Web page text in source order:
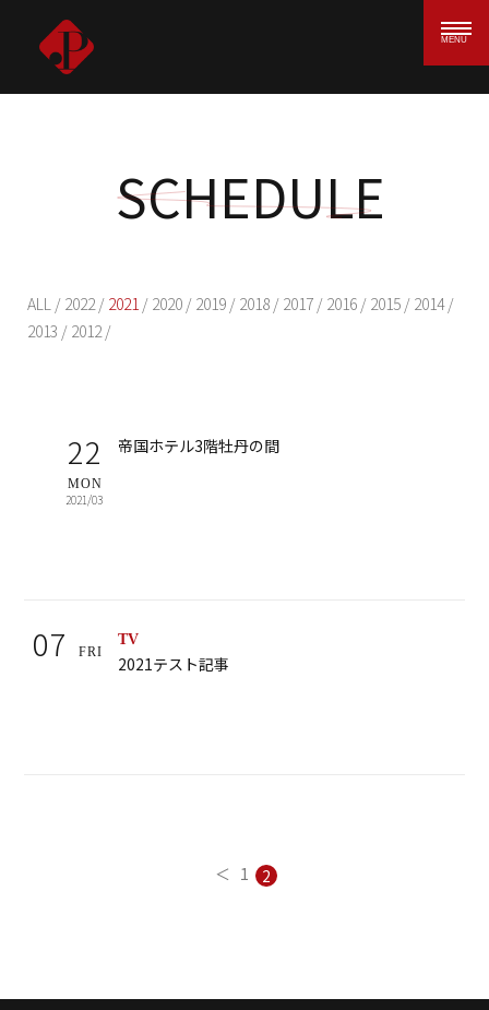
MENU
SCHEDULE
ALL / 2022/ 2021 / 2020 / 2019 / 2018 / 2017 / 2016 / 2015 / 2014/
2013 / 2012/
22
MON
2021/03
帝国ホテル3階牡丹の間
07 FRI
TV
2021テスト記事
＜ 1 2